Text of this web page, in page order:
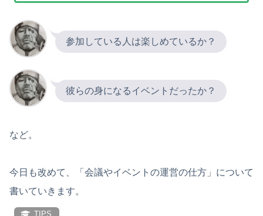
参加している人は楽しめているか？
彼らの身になるイベントだったか？
など。
今日も改めて、「会議やイベントの運営の仕方」について
書いていきます。